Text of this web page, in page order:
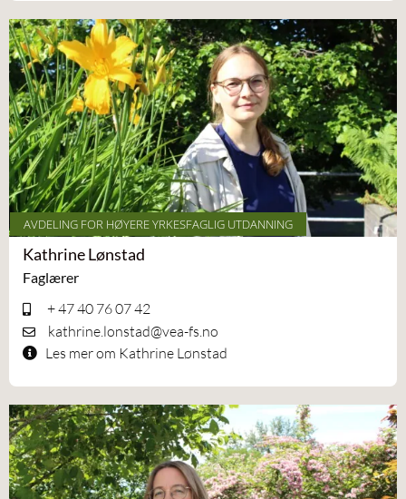
AVDELING FOR HØYERE YRKESFAGLIG UTDANNING
Kathrine Lønstad
Faglærer
+ 47 40 76 07 42
kathrine.lonstad@vea-fs.no
Les mer om Kathrine Lønstad